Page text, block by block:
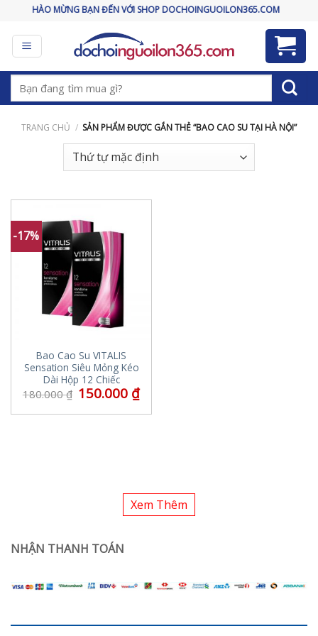
content
CHÀO MỪNG BẠN ĐẾN VỚI SHOP DOCHOINGUOILON365.COM
Tìm
kiếm:
TRANG CHỦ / SẢN PHẨM ĐƯỢC GẮN THẺ “BAO CAO SU TẠI HÀ NỘI”
-17%
Bao Cao Su VITALIS
Sensation Siêu Mỏng Kéo
Dài Hộp 12 Chiếc
180.000₫ 150.000 ₫
Xem Thêm
NHẬN THANH TOÁN